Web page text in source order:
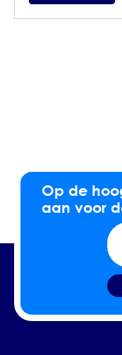
Op de
aan voor
E-